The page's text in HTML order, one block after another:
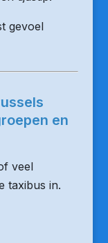
gevoel
en
veel
taxibus in.